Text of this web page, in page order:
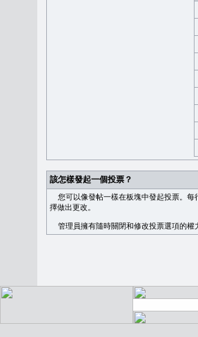
該怎樣發起一個投票？
您可以像發帖一樣在板塊中發起投票。每
擇做出更改。
管理員擁有隨時關閉和修改投票選項的權